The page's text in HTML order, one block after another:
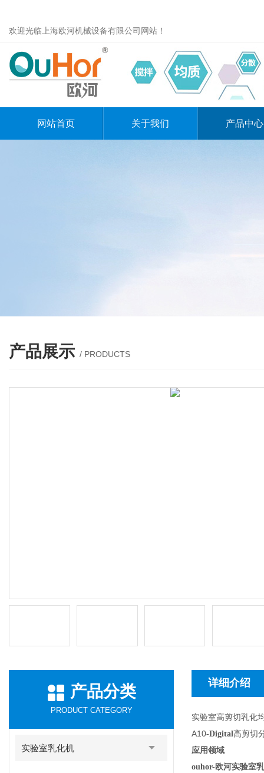
欢迎光临上海欧河机械设备有限公司网站！
网站首页 关于我们 产品中心
产品展示 / PRODUCTS
产品分类
PRODUCT CATEGORY
实验室乳化机
详细介绍
实验室高剪切乳化
A10-Digital高剪切
应用领域
ouhor-欧河实验室